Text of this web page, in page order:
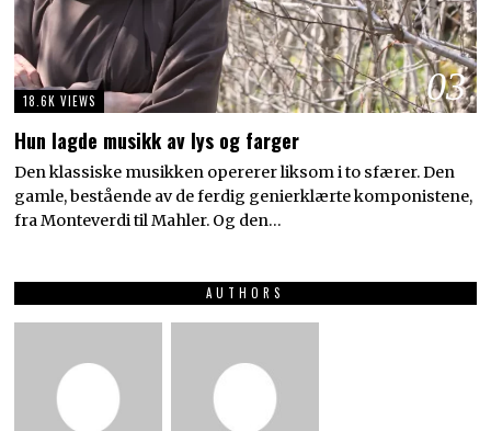
03
18.6K VIEWS
Hun lagde musikk av lys og farger
Den klassiske musikken opererer liksom i to sfærer. Den
gamle, bestående av de ferdig genierklærte komponistene,
fra Monteverdi til Mahler. Og den…
AUTHORS